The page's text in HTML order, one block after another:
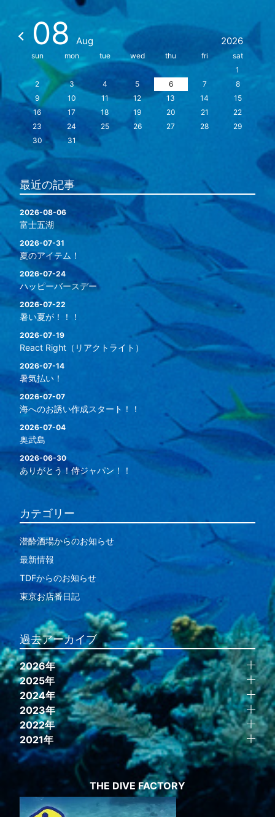
08 Aug 2026
sun mon tue wed thu fri
sat
1
2
3 4 5 6 7
8
9
10 11 12 13 14
15
16
17 18 19 20 21
22
23
24 25 26 27 28
29
30
31
最近の記事
2026-08-06
富士五湖
2026-07-31
夏のアイテム！
2026-07-24
ハッピーバースデー
2026-07-22
暑い夏が！！！
2026-07-19
React Right（リアクトライト）
2026-07-14
暑気払い！
2026-07-07
海へのお誘い作成スタート！！
2026-07-04
奥武島
2026-06-30
ありがとう！侍ジャパン！！
カテゴリー
潜酔酒場からのお知らせ
最新情報
TDFからのお知らせ
東京お店番日記
過去アーカイブ
2026年
2025年
2024年
2023年
2022年
2021年
THE DIVE FACTORY